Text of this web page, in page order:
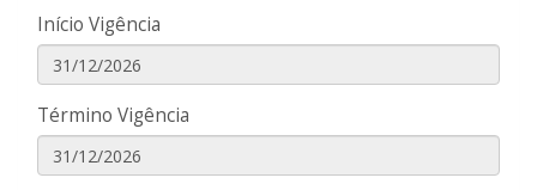
Início Vigência
Término Vigência